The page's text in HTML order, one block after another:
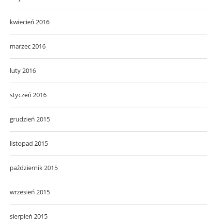
kwiecień 2016
marzec 2016
luty 2016
styczeń 2016
grudzień 2015
listopad 2015
październik 2015
wrzesień 2015
sierpień 2015